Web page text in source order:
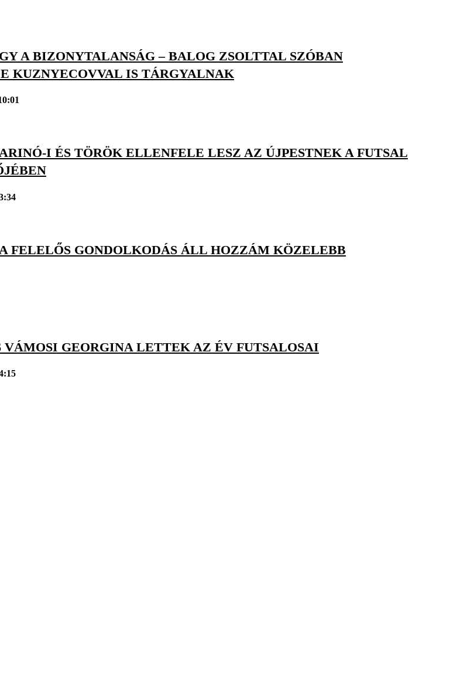
A BIZONYTALANSÁG – BALOG ZSOLTTAL SZÓBAN
KUZNYECOVVAL IS TÁRGYALNAK
I ÉS TÖRÖK ELLENFELE LESZ AZ ÚJPESTNEK A FUTSAL
FELELŐS GONDOLKODÁS ÁLL HOZZÁM KÖZELEBB
VÁMOSI GEORGINA LETTEK AZ ÉV FUTSALOSAI